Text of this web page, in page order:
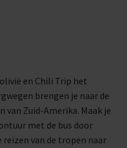
en Chili Trip het
brengen je naar de
van Zuid-Amerika. Maak je
met de bus door
van de tropen naar